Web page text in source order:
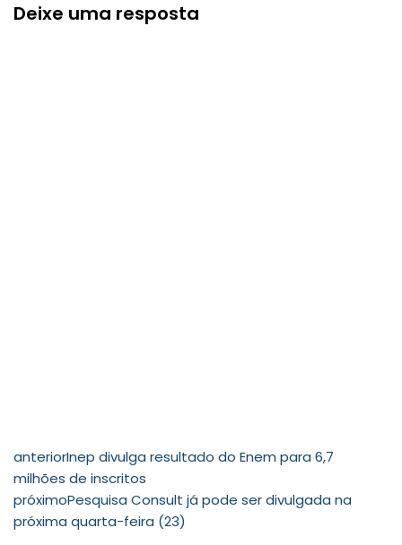
Deixe uma resposta
anteriorInep divulga resultado do Enem para 6,7
milhões de inscritos
próximoPesquisa Consult já pode ser divulgada na
próxima quarta-feira (23)